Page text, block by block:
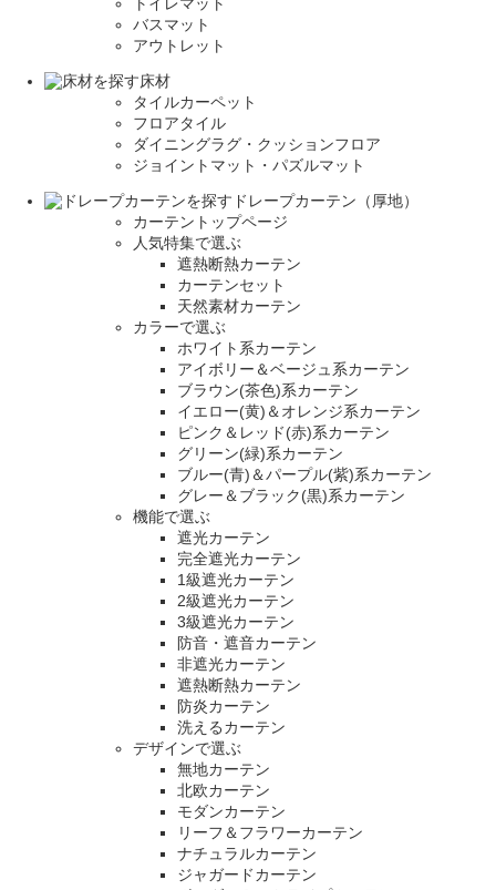
トイレマット
バスマット
アウトレット
床材
タイルカーペット
フロアタイル
ダイニングラグ・クッションフロア
ジョイントマット・パズルマット
ドレープカーテン（厚地）
カーテントップページ
人気特集で選ぶ
遮熱断熱カーテン
カーテンセット
天然素材カーテン
カラーで選ぶ
ホワイト系カーテン
アイボリー＆ベージュ系カーテン
ブラウン(茶色)系カーテン
イエロー(黄)＆オレンジ系カーテン
ピンク＆レッド(赤)系カーテン
グリーン(緑)系カーテン
ブルー(青)＆パープル(紫)系カーテン
グレー＆ブラック(黒)系カーテン
機能で選ぶ
遮光カーテン
完全遮光カーテン
1級遮光カーテン
2級遮光カーテン
3級遮光カーテン
防音・遮音カーテン
非遮光カーテン
遮熱断熱カーテン
防炎カーテン
洗えるカーテン
デザインで選ぶ
無地カーテン
北欧カーテン
モダンカーテン
リーフ＆フラワーカーテン
ナチュラルカーテン
ジャガードカーテン